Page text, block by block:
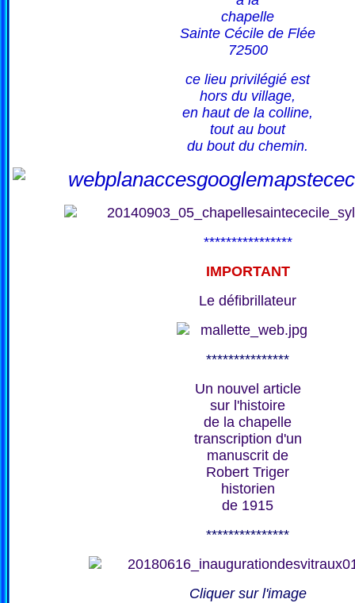
chapelle
Sainte Cécile de Flée
72500
ce lieu privilégié est
hors du village,
en haut de la colline,
tout au bout
du bout du chemin.
****************
IMPORTANT
Le défibrillateur
***************
Un nouvel article
sur l'histoire
de la chapelle
transcription d'un
manuscrit de
Robert Triger
historien
de 1915
***************
Cliquer sur l'image